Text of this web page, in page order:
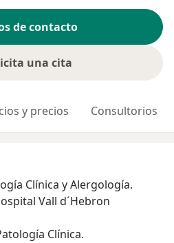
de contacto
una cita
y precios Consultorios
Clínica y Alergología.
Vall d´Hebron
Clínica.